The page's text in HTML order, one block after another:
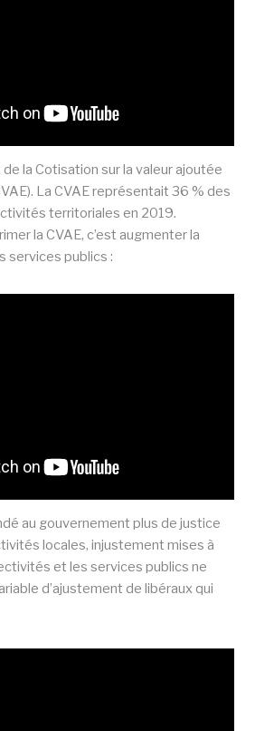
la Cotisation sur la valeur ajoutée
La CVAE représentait 36 % des
territoriales en 2019.
la CVAE, c’est augmenter la
services publics :
au gouvernement plus de justice
locales, injustement mises à
et les services publics ne
d’ajustement de libéraux qui